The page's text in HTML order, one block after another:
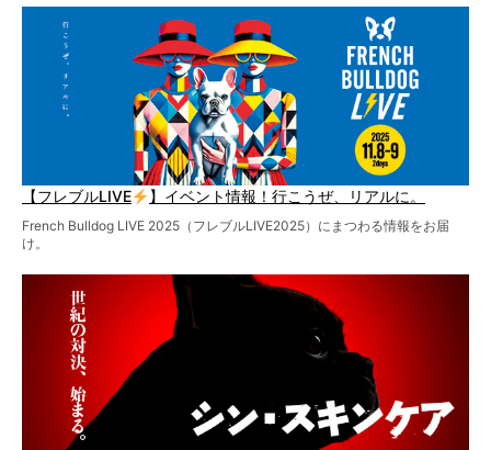
【フレブルLIVE 】イベント情報！行こうぜ、リアルに。
French Bulldog LIVE 2025（フレブルLIVE2025）にまつわる情報をお届
け。